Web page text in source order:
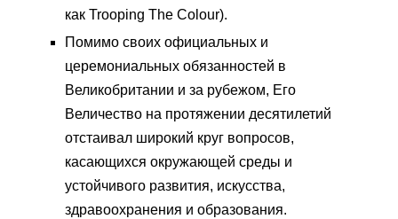
как Trooping The Colour).
Помимо своих официальных и
церемониальных обязанностей в
Великобритании и за рубежом, Его
Величество на протяжении десятилетий
отстаивал широкий круг вопросов,
касающихся окружающей среды и
устойчивого развития, искусства,
здравоохранения и образования.